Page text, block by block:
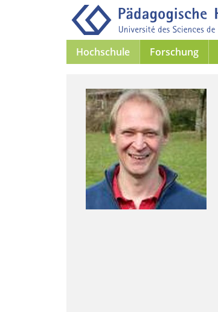
Hochschule Forschung